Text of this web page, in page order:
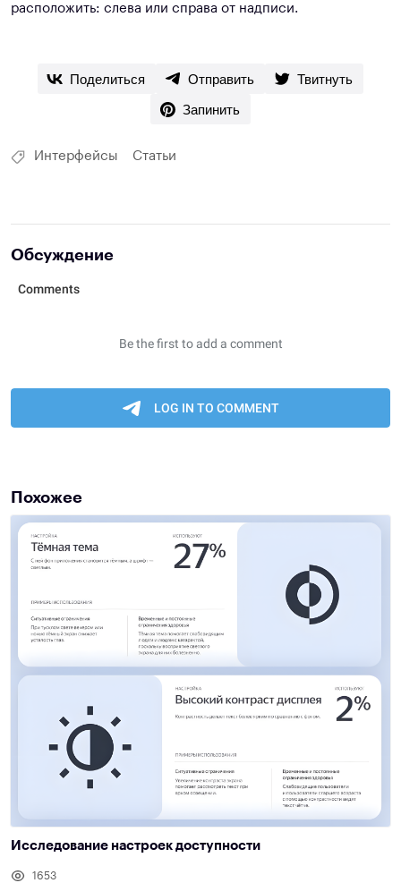
расположить: слева или справа от надписи.
Поделиться Отправить
Твитнуть
Запинить
Интерфейсы Статьи
Обсуждение
Похожее
Исследование настроек доступности
1653